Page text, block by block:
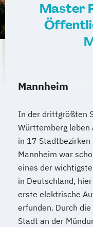
Master
Mannheim
In der drittgrößten
Württemberg
in 17 Stadtbezirken
Mannheim war
eines der
in Deutschland,
erste elektrische
erfunden. Durch
Stadt an der